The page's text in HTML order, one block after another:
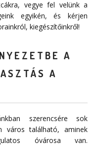
vegye fel velünk a
egyikén, és kérjen
kiegészítőinkről!
A
A
szerencsére sok
város található, aminek
óvárosa van.